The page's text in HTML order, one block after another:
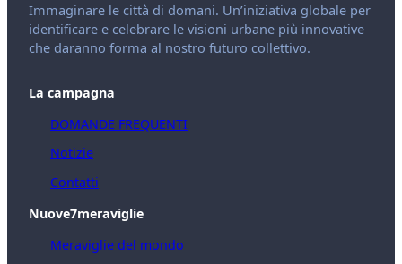
Immaginare le città di domani. Un’iniziativa globale per
identificare e celebrare le visioni urbane più innovative
che daranno forma al nostro futuro collettivo.
La campagna
DOMANDE FREQUENTI
Notizie
Contatti
Nuove7meraviglie
Meraviglie del mondo